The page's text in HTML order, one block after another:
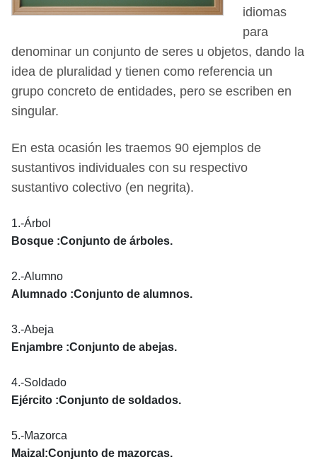
idiomas
para
denominar un conjunto de seres u objetos, dando la
idea de pluralidad y tienen como referencia un
grupo concreto de entidades, pero se escriben en
singular.
En esta ocasión les traemos 90 ejemplos de
sustantivos individuales con su respectivo
sustantivo colectivo (en negrita).
1.-Árbol
Bosque :Conjunto de árboles.
2.-Alumno
Alumnado :Conjunto de alumnos.
3.-Abeja
Enjambre :Conjunto de abejas.
4.-Soldado
Ejército :Conjunto de soldados.
5.-Mazorca
Maizal:Conjunto de mazorcas.